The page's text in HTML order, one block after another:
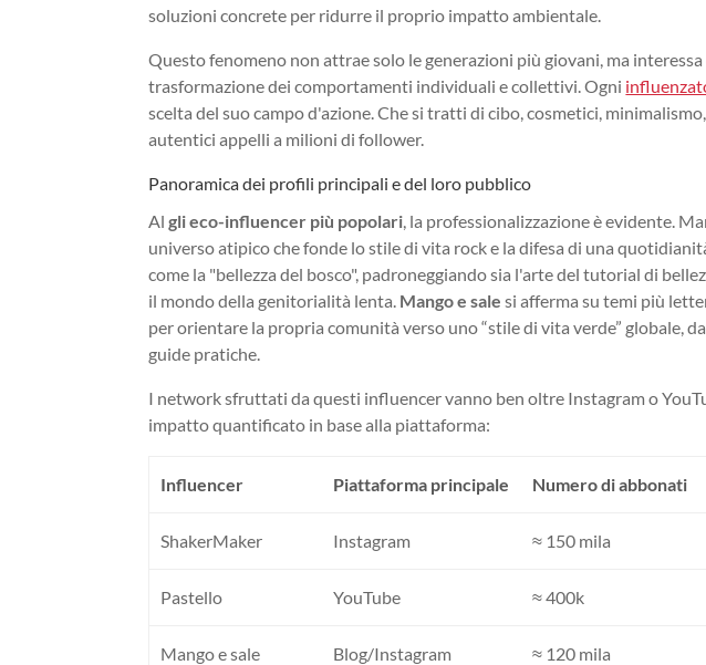
soluzioni concrete per ridurre il proprio impatto ambientale.
Questo fenomeno non attrae solo le generazioni più giovani, ma
trasformazione dei comportamenti individuali e collettivi. Ogni
scelta del suo campo d'azione. Che si tratti di cibo, cosmetici,
autentici appelli a milioni di follower.
Panoramica dei profili principali e del loro pubblico
Algli eco-influencer più popolari, la professionalizzazione è evidente.
universo atipico che fonde lo stile di vita rock e la difesa di una
come la "bellezza del bosco", padroneggiando sia l'arte del tutorial di
il mondo della genitorialità lenta. Mango e sale si afferma su temi più
per orientare la propria comunità verso uno “stile di vita verde” globale,
guide pratiche.
I network sfruttati da questi influencer vanno ben oltre Instagram o
impatto quantificato in base alla piattaforma:
Influencer Piattaforma principale Numero di abbonati
ShakerMaker Instagram ≈ 150 mila
Pastello YouTube ≈ 400k
Mango e sale Blog/Instagram ≈ 120 mila